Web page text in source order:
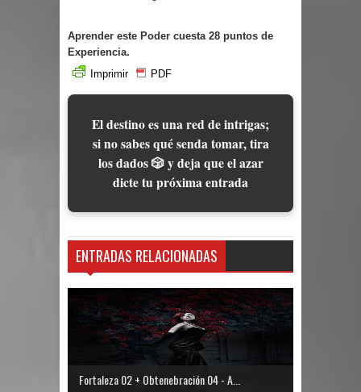
Aprender este Poder cuesta 28 puntos de
Experiencia.
Imprimir
PDF
El destino es una red de intrigas;
si no sabes qué senda tomar, tira
los dados 🎲 y deja que el azar
dicte tu próxima entrada
ENTRADAS RELACIONADAS
Fortaleza 02 + Obtenebración 04 - A...